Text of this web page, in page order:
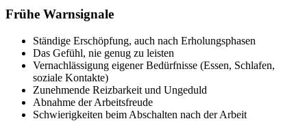
Frühe Warnsignale
Ständige Erschöpfung, auch nach Erholungsphasen
Das Gefühl, nie genug zu leisten
Vernachlässigung eigener Bedürfnisse (Essen, Schlafen,
soziale Kontakte)
Zunehmende Reizbarkeit und Ungeduld
Abnahme der Arbeitsfreude
Schwierigkeiten beim Abschalten nach der Arbeit